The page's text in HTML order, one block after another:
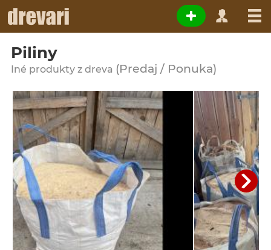
Piliny
Iné produkty z dreva (Predaj / Ponuka)